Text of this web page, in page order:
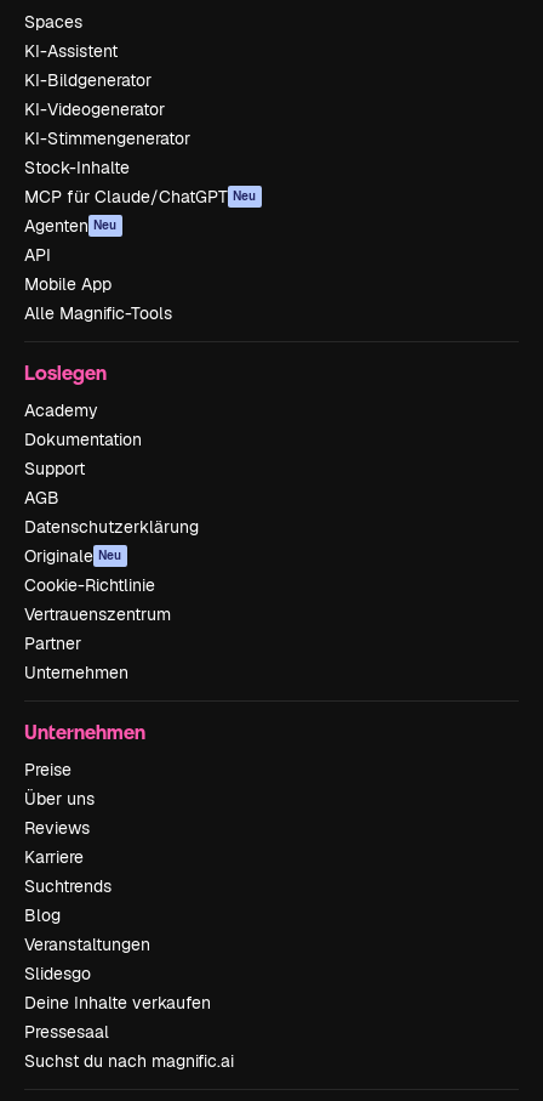
Spaces
KI-Assistent
KI-Bildgenerator
KI-Videogenerator
KI-Stimmengenerator
Stock-Inhalte
MCP für Claude/ChatGPT Neu
Agenten Neu
API
Mobile App
Alle Magnific-Tools
Loslegen
Academy
Dokumentation
Support
AGB
Datenschutzerklärung
Originale Neu
Cookie-Richtlinie
Vertrauenszentrum
Partner
Unternehmen
Unternehmen
Preise
Über uns
Reviews
Karriere
Suchtrends
Blog
Veranstaltungen
Slidesgo
Deine Inhalte verkaufen
Pressesaal
Suchst du nach magnific.ai